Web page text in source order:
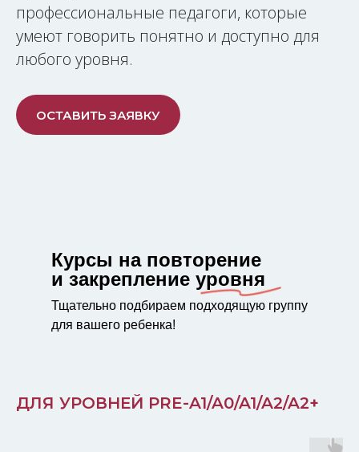
профессиональные педагоги, которые
умеют говорить понятно и доступно для
любого уровня.
ОСТАВИТЬ ЗАЯВКУ
Тщательно подбираем подходящую группу
для вашего ребенка!
Курсы на повторение
и закрепление уровня
ДЛЯ УРОВНЕЙ PRE-A1/A0/A1/A2/A2+